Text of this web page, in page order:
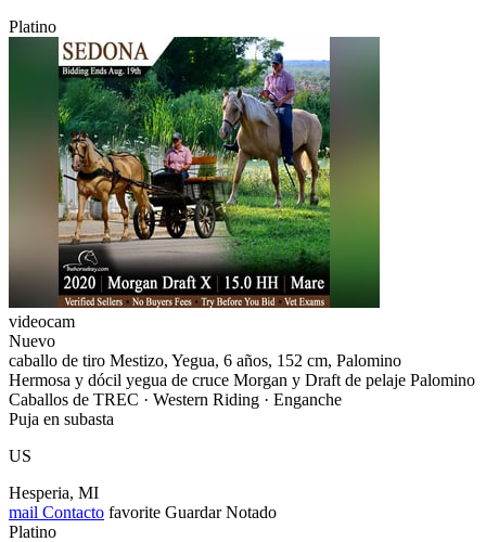
Platino
videocam
Nuevo
caballo de tiro Mestizo, Yegua, 6 años, 152 cm, Palomino
Hermosa y dócil yegua de cruce Morgan y Draft de pelaje Palomino
Caballos de TREC · Western Riding · Enganche
Puja en subasta
US
Hesperia, MI
mail Contacto favorite Guardar Notado
Platino